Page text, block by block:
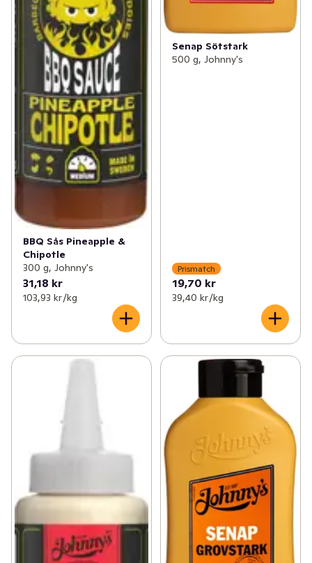
BBQ Sås Pineapple &
Chipotle
300 g, Johnny's
31,18 kr
103,93 kr /kg
Senap Sötstark
500 g, Johnny's
Prismatch
19,70 kr
39,40 kr /kg